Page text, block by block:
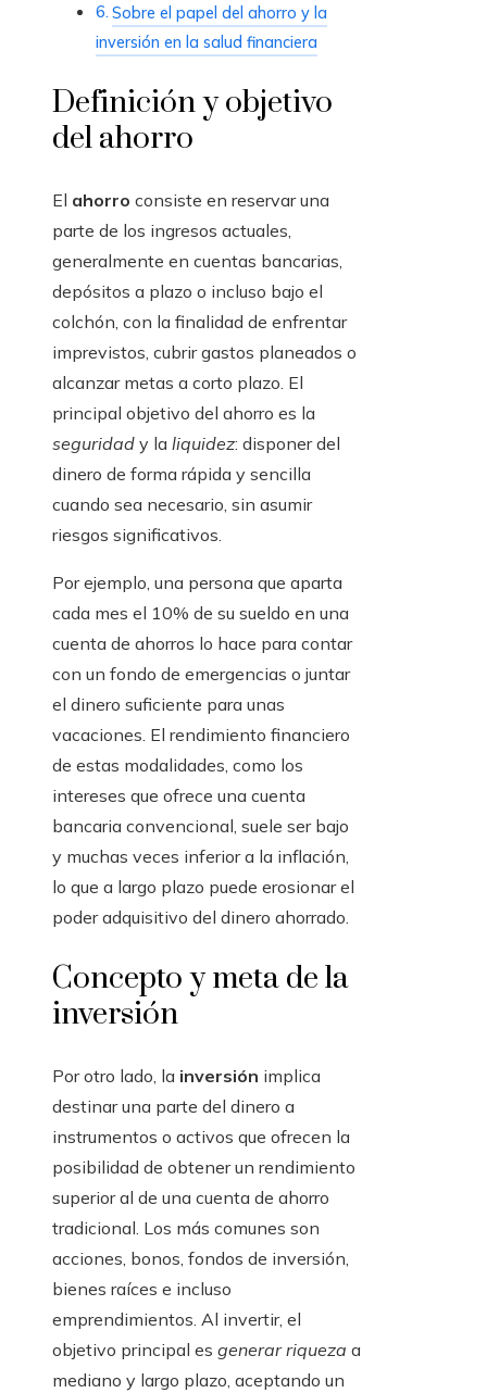
Sobre el papel del ahorro y la
inversión en la salud financiera
Definición y objetivo
del ahorro
El ahorro consiste en reservar una
parte de los ingresos actuales,
generalmente en cuentas bancarias,
depósitos a plazo o incluso bajo el
colchón, con la finalidad de enfrentar
imprevistos, cubrir gastos planeados o
alcanzar metas a corto plazo. El
principal objetivo del ahorro es la
seguridad y la liquidez: disponer del
dinero de forma rápida y sencilla
cuando sea necesario, sin asumir
riesgos significativos.
Por ejemplo, una persona que aparta
cada mes el 10% de su sueldo en una
cuenta de ahorros lo hace para contar
con un fondo de emergencias o juntar
el dinero suficiente para unas
vacaciones. El rendimiento financiero
de estas modalidades, como los
intereses que ofrece una cuenta
bancaria convencional, suele ser bajo
y muchas veces inferior a la inflación,
lo que a largo plazo puede erosionar el
poder adquisitivo del dinero ahorrado.
Concepto y meta de la
inversión
Por otro lado, la inversión implica
destinar una parte del dinero a
instrumentos o activos que ofrecen la
posibilidad de obtener un rendimiento
superior al de una cuenta de ahorro
tradicional. Los más comunes son
acciones, bonos, fondos de inversión,
bienes raíces e incluso
emprendimientos. Al invertir, el
objetivo principal es generar riqueza a
mediano y largo plazo, aceptando un